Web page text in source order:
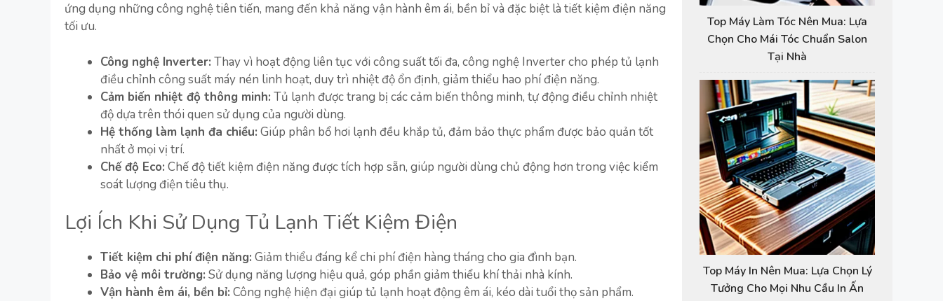
ứng dụng những công nghệ tiên tiến, mang đến khả năng vận hành êm ái, bền bỉ và đặc biệt là tiết kiệm điện năng
tối ưu.
Công nghệ Inverter: Thay vì hoạt động liên tục với công suất tối đa, công nghệ Inverter cho phép tủ lạnh
điều chỉnh công suất máy nén linh hoạt, duy trì nhiệt độ ổn định, giảm thiểu hao phí điện năng.
Cảm biến nhiệt độ thông minh: Tủ lạnh được trang bị các cảm biến thông minh, tự động điều chỉnh nhiệt
độ dựa trên thói quen sử dụng của người dùng.
Hệ thống làm lạnh đa chiều: Giúp phân bổ hơi lạnh đều khắp tủ, đảm bảo thực phẩm được bảo quản tốt
nhất ở mọi vị trí.
Chế độ Eco: Chế độ tiết kiệm điện năng được tích hợp sẵn, giúp người dùng chủ động hơn trong việc kiểm
soát lượng điện tiêu thụ.
Lợi Ích Khi Sử Dụng Tủ Lạnh Tiết Kiệm Điện
Tiết kiệm chi phí điện năng: Giảm thiểu đáng kể chi phí điện hàng tháng cho gia đình bạn.
Bảo vệ môi trường: Sử dụng năng lượng hiệu quả, góp phần giảm thiểu khí thải nhà kính.
Vận hành êm ái, bền bỉ: Công nghệ hiện đại giúp tủ lạnh hoạt động êm ái, kéo dài tuổi thọ sản phẩm.
Top Máy Làm Tóc Nên Mua: Lựa
Chọn Cho Mái Tóc Chuẩn Salon
Tại Nhà
Top Máy In Nên Mua: Lựa Chọn Lý
Tưởng Cho Mọi Nhu Cầu In Ấn